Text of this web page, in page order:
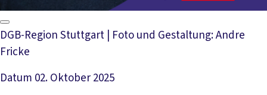
DGB-Region Stuttgart | Foto und Gestaltung: Andre
Fricke
Datum 02. Oktober 2025